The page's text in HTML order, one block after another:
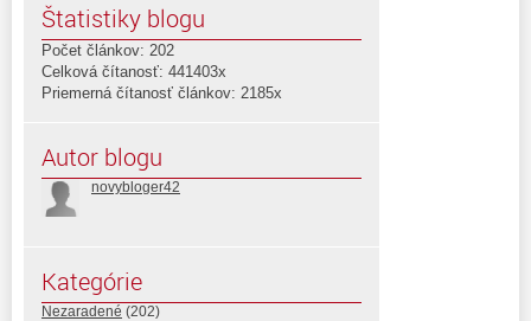
Štatistiky blogu
Počet článkov: 202
Celková čítanosť: 441403x
Priemerná čítanosť článkov: 2185x
Autor blogu
novybloger42
Kategórie
Nezaradené (202)